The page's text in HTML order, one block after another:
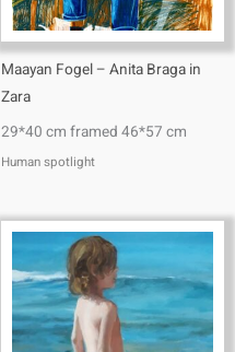
Maayan Fogel – Anita Braga in
Zara
29*40 cm framed 46*57 cm
Human spotlight